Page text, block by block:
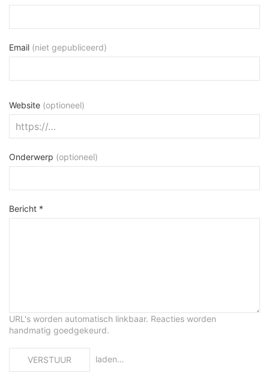
Email (niet gepubliceerd)
Website (optioneel)
Onderwerp (optioneel)
Bericht *
URL's worden automatisch linkbaar. Reacties worden
handmatig goedgekeurd.
VERSTUUR laden…